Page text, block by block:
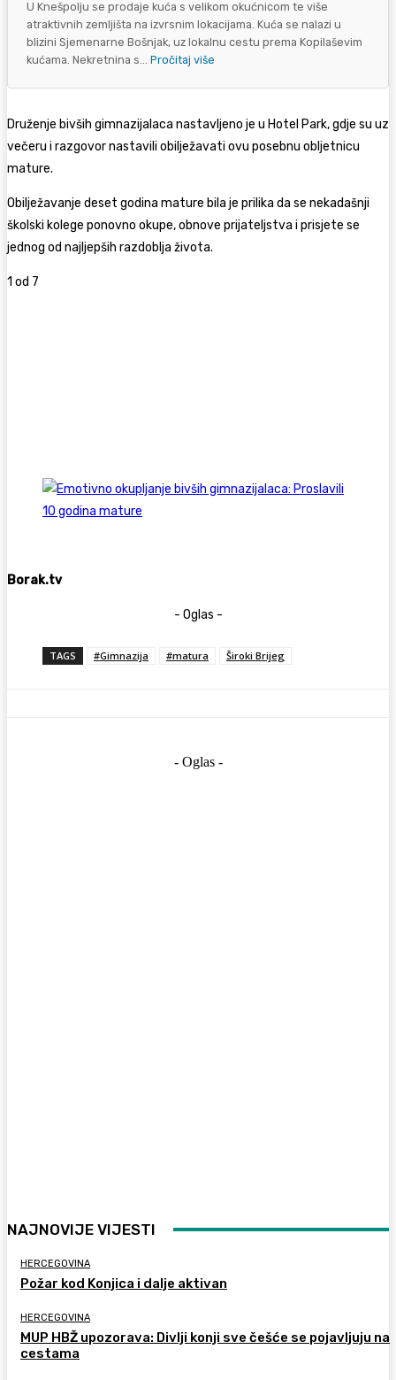
U Knešpolju se prodaje kuća s velikom okućnicom te više
atraktivnih zemljišta na izvrsnim lokacijama. Kuća se nalazi u
blizini Sjemenarne Bošnjak, uz lokalnu cestu prema Kopilaševim
kućama. Nekretnina s... Pročitaj više
Druženje bivših gimnazijalaca nastavljeno je u Hotel Park, gdje su uz
večeru i razgovor nastavili obilježavati ovu posebnu obljetnicu
mature.
Obilježavanje deset godina mature bila je prilika da se nekadašnji
školski kolege ponovno okupe, obnove prijateljstva i prisjete se
jednog od najljepših razdoblja života.
1 od 7
Borak.tv
- Oglas -
TAGS #Gimnazija #matura Široki Brijeg
- Oglas -
NAJNOVIJE VIJESTI
HERCEGOVINA
Požar kod Konjica i dalje aktivan
HERCEGOVINA
MUP HBŽ upozorava: Divlji konji sve češće se pojavljuju na
cestama